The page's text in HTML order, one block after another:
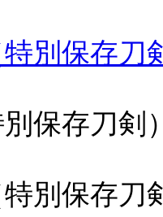
別保存刀
保存刀
別保存